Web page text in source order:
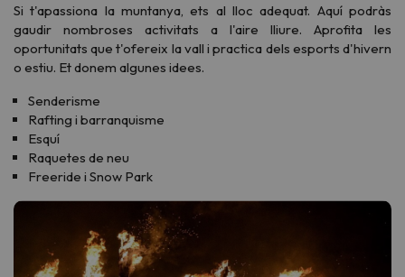
Si t'apassiona la muntanya, ets al lloc adequat. Aquí podràs
gaudir nombroses activitats a l'aire lliure. Aprofita les
oportunitats que t'ofereix la vall i practica dels esports d'hivern
o estiu. Et donem algunes idees.
Senderisme
Rafting i barranquisme
Esquí
Raquetes de neu
Freeride i Snow Park